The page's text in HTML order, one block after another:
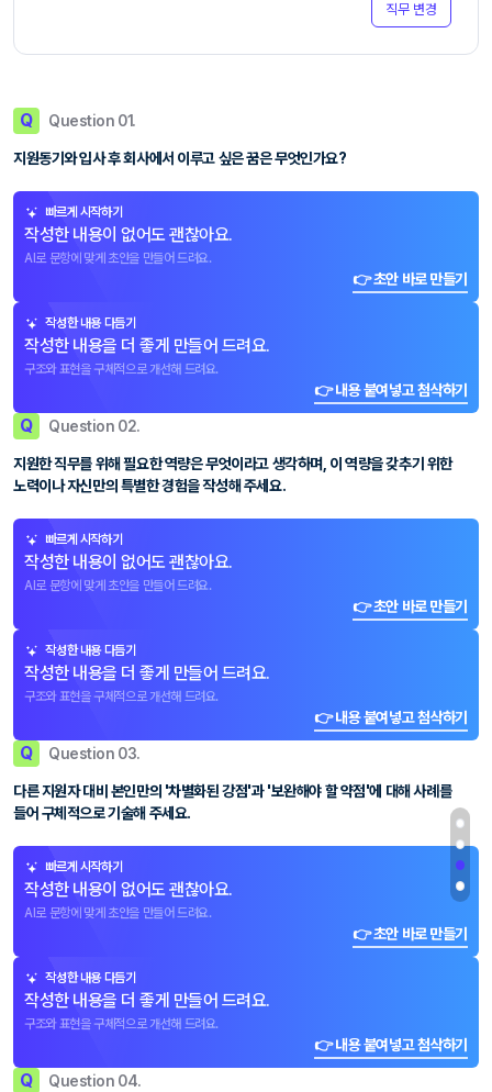
직무 변경
Q Question 01.
지원동기와 입사 후 회사에서 이루고 싶은 꿈은 무엇인가요?
빠르게 시작하기
작성한 내용이 없어도 괜찮아요.
AI로 문항에 맞게 초안을 만들어 드려요.
👉 초안 바로 만들기
작성한 내용 다듬기
작성한 내용을 더 좋게 만들어 드려요.
구조와 표현을 구체적으로 개선해 드려요.
👉 내용 붙여넣고 첨삭하기
Q Question 02.
지원한 직무를 위해 필요한 역량은 무엇이라고 생각하며, 이 역량을 갖추기 위한
노력이나 자신만의 특별한 경험을 작성해 주세요.
빠르게 시작하기
작성한 내용이 없어도 괜찮아요.
AI로 문항에 맞게 초안을 만들어 드려요.
👉 초안 바로 만들기
작성한 내용 다듬기
작성한 내용을 더 좋게 만들어 드려요.
구조와 표현을 구체적으로 개선해 드려요.
👉 내용 붙여넣고 첨삭하기
Q Question 03.
다른 지원자 대비 본인만의 '차별화된 강점'과 '보완해야 할 약점'에 대해 사례를
들어 구체적으로 기술해 주세요.
빠르게 시작하기
작성한 내용이 없어도 괜찮아요.
AI로 문항에 맞게 초안을 만들어 드려요.
👉 초안 바로 만들기
작성한 내용 다듬기
작성한 내용을 더 좋게 만들어 드려요.
구조와 표현을 구체적으로 개선해 드려요.
👉 내용 붙여넣고 첨삭하기
Q Question 04.